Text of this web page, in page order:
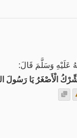
عَلَيْهِ وَسَلَّمَ قَالَ:
الْأَصْغَرُ يَا رَسُولَ